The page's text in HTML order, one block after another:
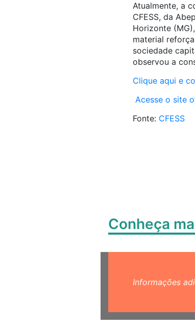
Atualmente, a
CFESS, da
Horizonte
material
sociedade
observou a
Clique aqui e
Acesse o site
Fonte: CFESS
Conheça
Informações